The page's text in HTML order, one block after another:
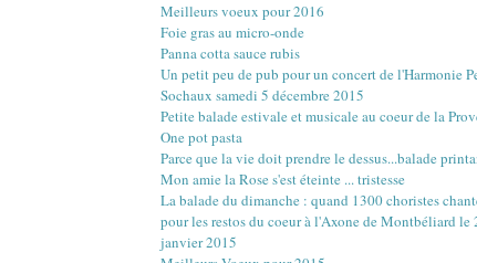
Mars(1)
Février(3)
Janvier(4)
Mars(12)
Février(12)
Janvier(10)
Mai(22)
Avril(18)
Mars(14)
Février(12)
Janvier(17)
Juin(16)
Mai(20)
Avril(20)
Mars(22)
Février(18)
Janvier(18)
Juillet (17)
Juin(20)
Mai(18)
Avril(16)
Mars (18)
Février(17)
Janvier(16)
Août(15)
Juillet(13)
Juin(21)
Mai(23)
Avril (27)
Mars(29)
Février(30)
Janvier(4)
Meilleurs voeux pour 2016
Foie gras au micro-onde
Panna cotta sauce rubis
Un petit peu de pub pour un concert de l'Harmonie
Sochaux samedi 5 décembre 2015
Petite balade estivale et musicale au coeur de la
One pot pasta
Parce que la vie doit prendre le dessus...balade
Mon amie la Rose s'est éteinte ... tristesse
La balade du dimanche : quand 1300 choristes
pour les restos du coeur à l'Axone de Montbéliard le
janvier 2015